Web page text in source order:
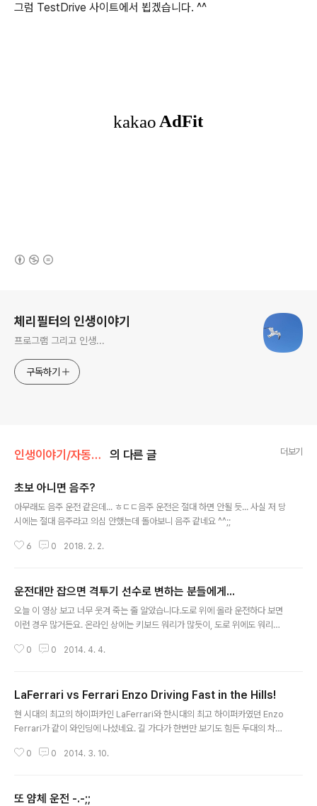
그럼 TestDrive 사이트에서 뵙겠습니다. ^^
체리필터의 인생이야기
프로그램 그리고 인생...
구독하기
인생이야기/자동차 이야기 의 다른 글 더보기
초보 아니면 음주?
아무래도 음주 운전 같은데... ㅎㄷㄷ음주 운전은 절대 하면 안될 듯... 사실 저 당
시에는 절대 음주라고 의심 안했는데 돌아보니 음주 같네요 ^^;;
6 0 2018. 2. 2.
운전대만 잡으면 격투기 선수로 변하는 분들에게...
오늘 이 영상 보고 너무 웃겨 죽는 줄 알았습니다.도로 위에 올라 운전하다 보면
이런 경우 많거든요. 온라인 상에는 키보드 워리가 많듯이, 도로 위에도 워리어
자신을 동일시 하는 이상한 습성이 있어서, 차량이 작은 차량을 보면 무시하기
상엔 나보다 더 강한 사람이 많다." 라고 한 마지막이 와닿네요 ^^
0 0 2014. 4. 4.
LaFerrari vs Ferrari Enzo Driving Fast in the Hills!
현 시대의 최고의 하이퍼카인 LaFerrari와 한시대의 최고 하이퍼카였던 Enzo
Ferrari가 같이 와인딩에 나섰네요. 길 가다가 한번만 보기도 힘든 두대의 차량
업, 다운 쉬프트 소리는 아드레날린을 자극하네요 ^^ 덧. 언제 한번 스포텁으로
0 0 2014. 3. 10.
또 얌체 운전 -.-;;